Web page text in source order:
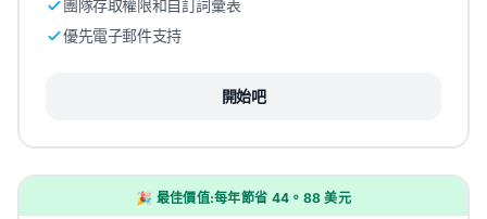
團隊存取權限和自訂詞彙表
優先電子郵件支持
開始吧
🎉 最佳價值:每年節省 44。88 美元